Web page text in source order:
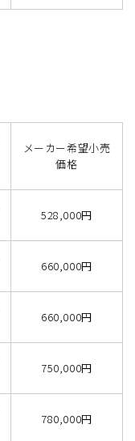
メーカー希望小売
価格
528,000円
660,000円
660,000円
750,000円
780,000円